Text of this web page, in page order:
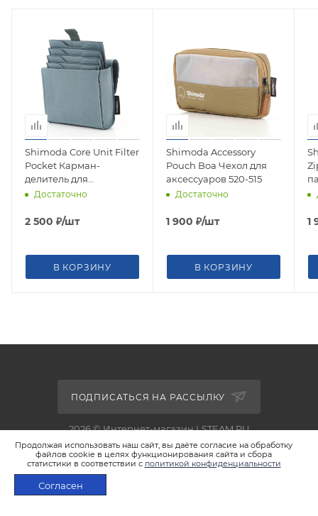
Продолжая использовать наш сайт, вы даёте согласие на обработку
файлов cookie в целях функционирования сайта и сбора
статистики в соответствии с политикой конфиденциальности
Согласен
Shimoda Core Unit Filter
Pocket Карман-
делитель для
светофильтров 520-521
Достаточно
2 500 ₽/шт
В КОРЗИНУ
Shimoda Accessory
Pouch Boa Чехол для
аксессуаров 520-515
Достаточно
1 900 ₽/шт
В КОРЗИНУ
1
ПОДПИСАТЬСЯ НА РАССЫЛКУ
2026 © Интернет-магазин LSTEAM.RU